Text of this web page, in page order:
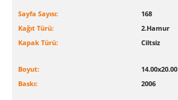
Sayfa Sayısı:
168
Kağıt Türü:
2.Hamur
Kapak Türü:
Ciltsiz
Boyut:
14.00x20.00
Baskı:
2006